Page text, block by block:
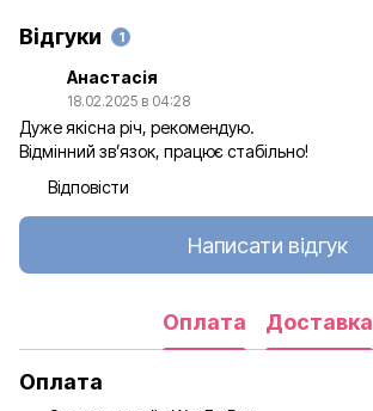
Відгуки 1
Анастасія
18.02.2025 в 04:28
Дуже якісна річ, рекомендую.
Відмінний зв’язок, працює стабільно!
Відповісти
Написати відгук
Оплата Доставка
Оплата